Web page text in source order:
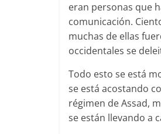
eran personas que
comunicación.
muchas de ellas
occidentales se
Todo esto se está
se está acostando
régimen de Assad,
se están llevando a